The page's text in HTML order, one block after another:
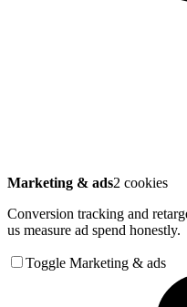
Marketing & ads2 cookies
Conversion tracking and
us measure ad spend honestly.
Toggle Marketing & ads